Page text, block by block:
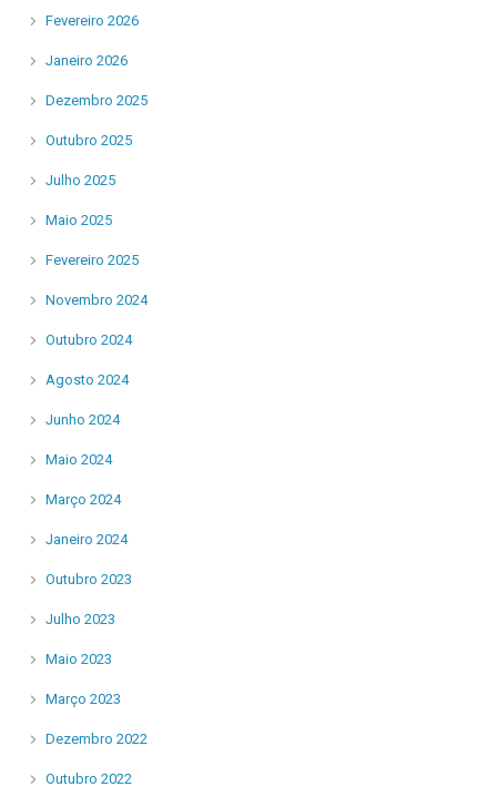
Fevereiro 2026
Janeiro 2026
Dezembro 2025
Outubro 2025
Julho 2025
Maio 2025
Fevereiro 2025
Novembro 2024
Outubro 2024
Agosto 2024
Junho 2024
Maio 2024
Março 2024
Janeiro 2024
Outubro 2023
Julho 2023
Maio 2023
Março 2023
Dezembro 2022
Outubro 2022